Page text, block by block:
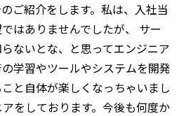
ご紹介をします。私は、入社当
はありませんでしたが、 サー
ないとな、と思ってエンジニア
学習やツールやシステムを開発
と自体が楽しくなっちゃいまし
をしております。今後も何度か